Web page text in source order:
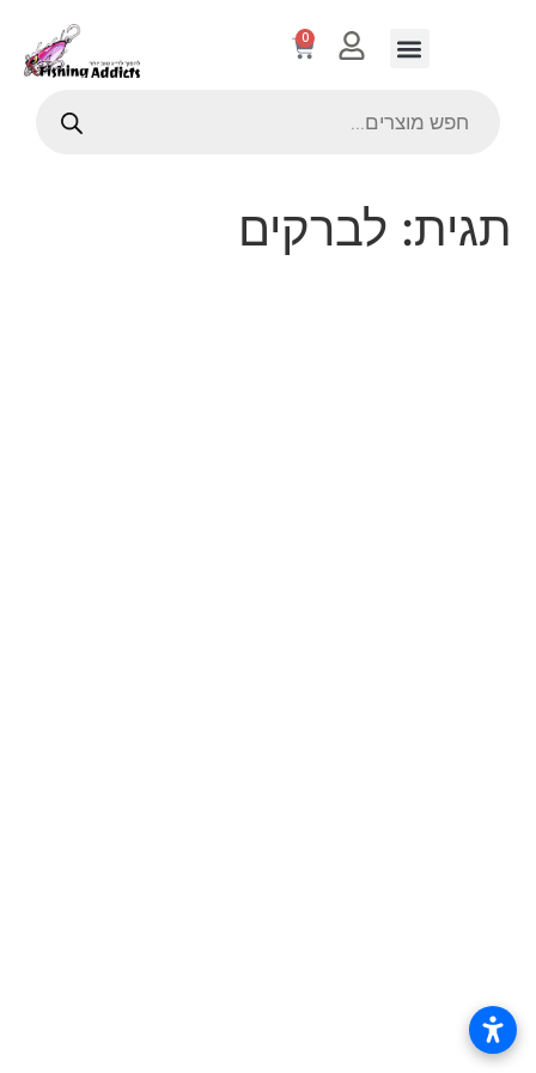
0
תגית: לברקים